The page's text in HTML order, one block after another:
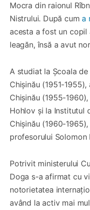
Mocra din raionul
Nistrului. După cuma
acesta a fost un copil
leagăn, însă a avut
A studiat la Școala de
Chișinău (1951-
Chișinău (1955-
Hohlov și la Institutul
Chișinău (1960-
profesorului Solomon
Potrivit ministerului
Doga s-a afirmat cu
notorietatea
având la activ mai